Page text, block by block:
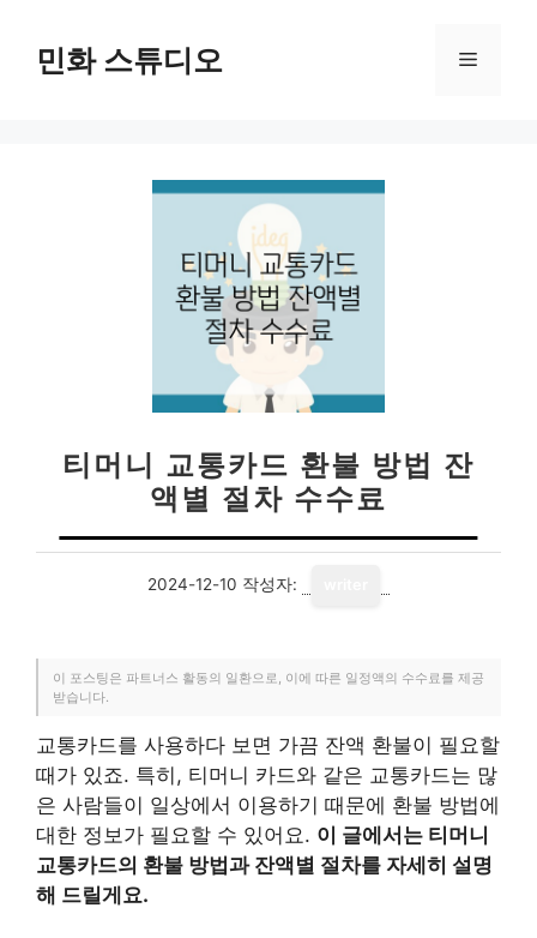
민화 스튜디오 메
티머니 교통카드 환불 방법 잔
액별 절차 수수료
2024-12-10 작성자:
이 포스팅은 파트너스 활동의 일환으로, 이에 따른 일정액의 수수료를 제공
받습니다.
교통카드를 사용하다 보면 가끔 잔액 환불이 필요할
때가 있죠. 특히, 티머니 카드와 같은 교통카드는 많
은 사람들이 일상에서 이용하기 때문에 환불 방법에
대한 정보가 필요할 수 있어요. 이 글에서는 티머니
교통카드의 환불 방법과 잔액별 절차를 자세히 설명
해 드릴게요.